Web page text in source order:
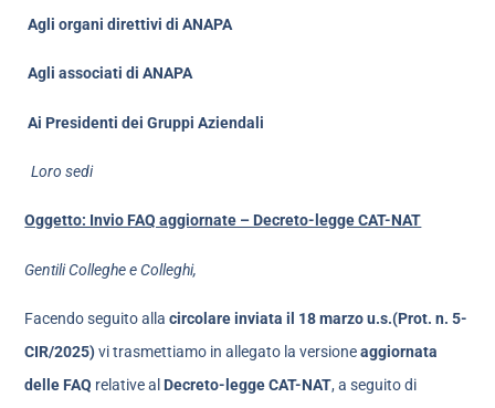
Agli organi direttivi di ANAPA
Agli associati di ANAPA
Ai Presidenti dei Gruppi Aziendali
Loro sedi
Oggetto: Invio FAQ aggiornate – Decreto-legge CAT-NAT
Gentili Colleghe e Colleghi,
Facendo seguito allacircolare inviata il 18 marzo u.s.(Prot. n. 5-
CIR/2025)vi trasmettiamo in allegato la versioneaggiornata
delle FAQ relative al Decreto-legge CAT-NAT, a seguito di